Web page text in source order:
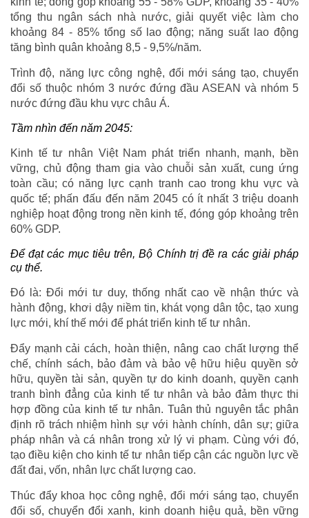
tổng thu ngân sách nhà nước, giải quyết việc làm cho
khoảng 84 - 85% tổng số lao động; năng suất lao động
tăng bình quân khoảng 8,5 - 9,5%/năm.
Trình độ, năng lực công nghệ, đổi mới sáng tạo, chuyển
đổi số thuộc nhóm 3 nước đứng đầu ASEAN và nhóm 5
nước đứng đầu khu vực châu Á.
Tầm nhìn đến năm 2045:
Kinh tế tư nhân Việt Nam phát triển nhanh, mạnh, bền
vững, chủ động tham gia vào chuỗi sản xuất, cung ứng
toàn cầu; có năng lực cạnh tranh cao trong khu vực và
quốc tế; phấn đấu đến năm 2045 có ít nhất 3 triệu doanh
nghiệp hoạt động trong nền kinh tế, đóng góp khoảng trên
60% GDP.
Để đạt các mục tiêu trên, Bộ Chính trị đề ra các giải pháp
cụ thể.
Đó là: Đổi mới tư duy, thống nhất cao về nhận thức và
hành động, khơi dậy niềm tin, khát vọng dân tộc, tạo xung
lực mới, khí thế mới để phát triển kinh tế tư nhân.
Đẩy mạnh cải cách, hoàn thiện, nâng cao chất lượng thể
chế, chính sách, bảo đảm và bảo vệ hữu hiệu quyền sở
hữu, quyền tài sản, quyền tự do kinh doanh, quyền cạnh
tranh bình đẳng của kinh tế tư nhân và bảo đảm thực thi
hợp đồng của kinh tế tư nhân. Tuân thủ nguyên tắc phân
định rõ trách nhiệm hình sự với hành chính, dân sự; giữa
pháp nhân và cá nhân trong xử lý vi phạm. Cùng với đó,
tạo điều kiện cho kinh tế tư nhân tiếp cận các nguồn lực về
đất đai, vốn, nhân lực chất lượng cao.
Thúc đẩy khoa học công nghệ, đổi mới sáng tạo, chuyển
đổi số, chuyển đổi xanh, kinh doanh hiệu quả, bền vững